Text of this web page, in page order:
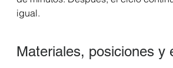
igual.
Materiales, posiciones y